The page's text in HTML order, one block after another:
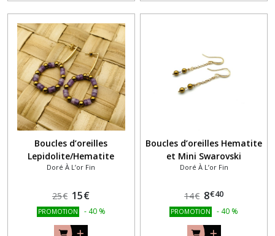
Boucles d’oreilles
Lepidolite/Hematite
Doré À L’or Fin
25€ 15€
PROMOTION - 40 %
Boucles d’oreilles Hematite
et Mini Swarovski
Doré À L’or Fin
14€ 8€40
PROMOTION - 40 %